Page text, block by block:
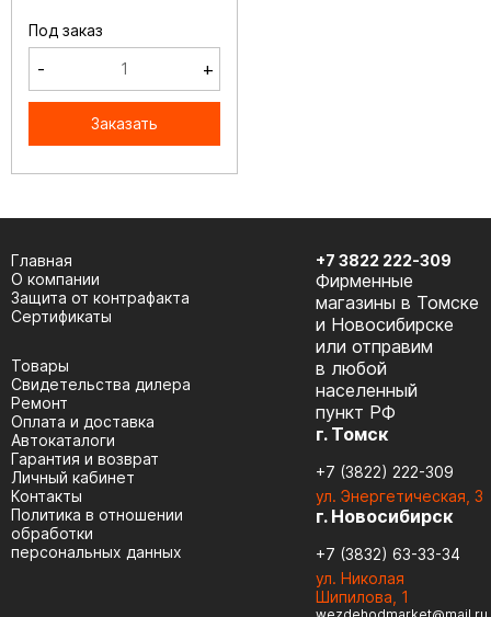
Под заказ
- +
Заказать
Главная
О компании
Защита от контрафакта
Сертификаты
Товары
Cвидетельства дилера
Ремонт
Оплата и доставка
Автокаталоги
Гарантия и возврат
Личный кабинет
Контакты
Политика в отношении
обработки
персональных данных
+7 3822 222-309
Фирменные
магазины в Томске
и Новосибирске
или отправим
в любой
населенный
пункт РФ
г. Томск
+7 (3822) 222-309
ул. Энергетическая, 3
г. Новосибирск
+7 (3832) 63-33-34
ул. Николая
Шипилова, 1